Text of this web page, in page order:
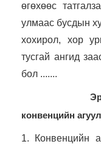
өгөхөөс
улмаас бусдын
хохирол, хор
тусгай ангид
бол .......
конвенцийн
1. Конвенцийн